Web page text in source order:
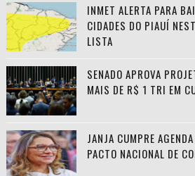
INMET ALERTA PARA
CIDADES DO PIAUÍ
LISTA
SENADO APROVA
MAIS DE R$ 1 TRI EM
JANJA CUMPRE
PACTO NACIONAL DE